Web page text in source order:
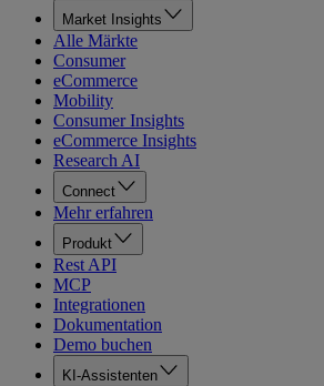
Market Insights
Alle Märkte
Consumer
eCommerce
Mobility
Consumer Insights
eCommerce Insights
Research AI
Connect
Mehr erfahren
Produkt
Rest API
MCP
Integrationen
Dokumentation
Demo buchen
KI-Assistenten